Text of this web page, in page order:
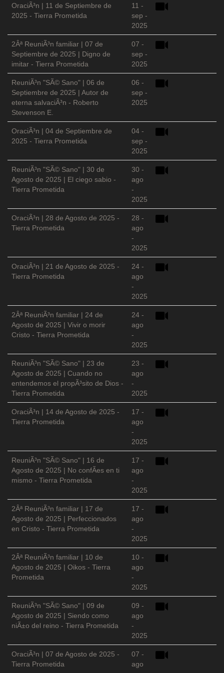
OraciÃ³n | 11 de Septiembre de
2025 - Tierra Prometida
11 -
sep -
2025
2Âª ReuniÃ³n familiar | 07 de
Septiembre de 2025 | Digno de
imitar - Tierra Prometida
07 -
sep -
2025
ReuniÃ³n "SÃ© Sano" | 06 de
Septiembre de 2025 | Autor de
eterna salvaciÃ³n - Roberto
Stevenson E.
06 -
sep -
2025
OraciÃ³n | 04 de Septiembre de
2025 - Tierra Prometida
04 -
sep -
2025
ReuniÃ³n "SÃ© Sano" | 30 de
Agosto de 2025 | El ciego sabio -
Tierra Prometida
30 -
ago
-
2025
OraciÃ³n | 28 de Agosto de 2025 -
Tierra Prometida
28 -
ago
-
2025
OraciÃ³n | 21 de Agosto de 2025 -
Tierra Prometida
24 -
ago
-
2025
2Âª ReuniÃ³n familiar | 24 de
Agosto de 2025 | Vivir o morir
Cristo - Tierra Prometida
24 -
ago
-
2025
ReuniÃ³n "SÃ© Sano" | 23 de
Agosto de 2025 | Cuando no
entendemos el propÃ³sito de Dios -
Tierra Prometida
23 -
ago
-
2025
OraciÃ³n | 14 de Agosto de 2025 -
Tierra Prometida
17 -
ago
-
2025
ReuniÃ³n "SÃ© Sano" | 16 de
Agosto de 2025 | No confÃ­es en ti
mismo - Tierra Prometida
17 -
ago
-
2025
2Âª ReuniÃ³n familiar | 17 de
Agosto de 2025 | Perfeccionados
en Cristo - Tierra Prometida
17 -
ago
-
2025
2Âª ReuniÃ³n familiar | 10 de
Agosto de 2025 | Oikos - Tierra
Prometida
10 -
ago
-
2025
ReuniÃ³n "SÃ© Sano" | 09 de
Agosto de 2025 | Siendo como
niÃ±o del reino - Tierra Prometida
09 -
ago
-
2025
OraciÃ³n | 07 de Agosto de 2025 -
Tierra Prometida
07 -
ago